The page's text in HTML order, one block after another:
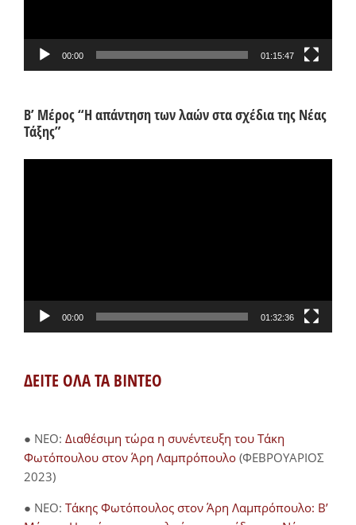
00:00 01:15:47
Β’ Μέρος “Η απάντηση των λαών στα σχέδια της Νέας
Τάξης”
00:00 01:32:36
ΔΕΙΤΕ ΟΛΑ ΤΑ ΒΙΝΤΕΟ
● NEO: Διαθέσιμη τώρα η συνέντευξη του Τάκη
Φωτόπουλου στον Άρη Λαμπρόπουλο (ΦΕΒΡΟΥΑΡΙΟΣ
2023)
● NEO: Τάκης Φωτόπουλος στον Άρη Λαμπρόπουλο: Β’